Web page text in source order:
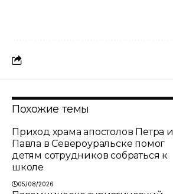
Похожие темы
Приход храма апостолов Петра и
Павла в Североуральске помог
детям сотрудников собраться к
школе
05/08/2026